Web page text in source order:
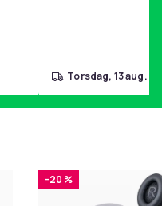
torsdag, 13 aug.
-20 %